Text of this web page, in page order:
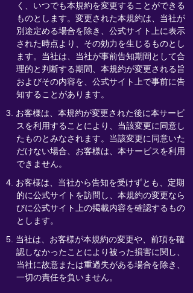
く、いつでも本規約を変更することができる
ものとします。変更された本規約は、当社が
別途定める場合を除き、公式サイト上に表示
された時点より、その効力を生じるものとし
ます。当社は、当社が事前告知期間として合
理的と判断する期間、本規約が変更される旨
およびその内容を、公式サイト上で事前に告
知することがあります。
3. お客様は、本規約が変更された後に本サービ
スを利用することにより、当該変更に同意し
たものとみなされます。当該変更に同意いた
だけない場合、お客様は、本サービスを利用
できません。
4. お客様は、当社から告知を受けずとも、定期
的に公式サイトを訪問し、本規約の変更なら
びに公式サイト上の掲載内容を確認するもの
とします。
5. 当社は、お客様が本規約の変更や、前項を確
認しなかったことにより被った損害に関し、
当社に故意または重過失がある場合を除き、
一切の責任を負いません。